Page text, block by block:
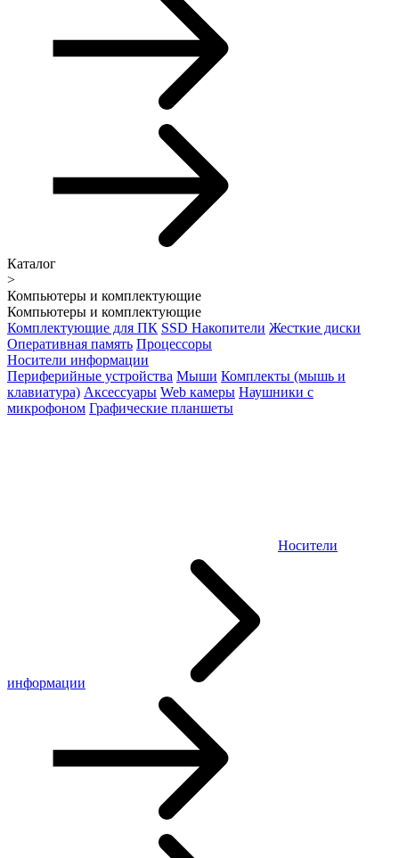
Каталог
>
Компьютеры и комплектующие
Компьютеры и комплектующие
Комплектующие для ПК SSD Накопители Жесткие диски
Оперативная память Процессоры
Носители информации
Периферийные устройства Мыши Комплекты (мышь и
клавиатура) Аксессуары Web камеры Наушники с
микрофоном Графические планшеты
Носители
информации